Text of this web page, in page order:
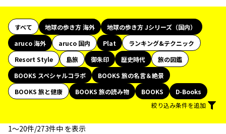
すべて 地球の歩き方 海外
地球の歩き方 Jシリーズ（国内）
aruco 海外
aruco 国内 Plat
ランキング&テクニック
Resort Style
島旅 御朱印 歴史時代
旅の図鑑
BOOKS スペシャルコラボ
BOOKS 旅の名言＆絶景
BOOKS 旅と健康
BOOKS 旅の読み物 BOOKS
D-Books
絞り込み条件を追加
1〜20件/273件中 を表示